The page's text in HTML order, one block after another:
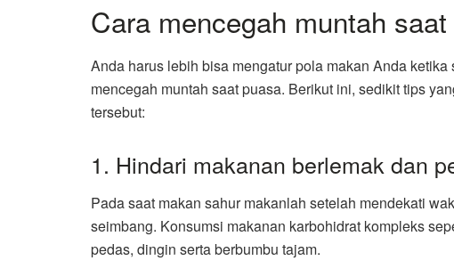
Cara mencegah muntah
Anda harus lebih bisa mengatur pola makan Anda
mencegah muntah saat puasa. Berikut ini, sedikit tips
tersebut:
1. Hindari makanan berlemak dan
Pada saat makan sahur makanlah setelah mendekati
seimbang. Konsumsi makanan karbohidrat kompleks
pedas, dingin serta berbumbu tajam.